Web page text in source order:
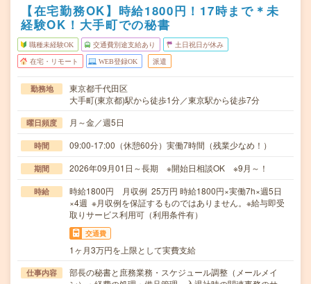
【在宅勤務OK】時給1800円！17時まで＊未
経験OK！大手町での秘書
職種未経験OK 交通費別途支給あり 土日祝日が休み
在宅・リモート WEB登録OK 派遣
勤務地
東京都千代田区
大手町(東京都)駅から徒歩1分／東京駅から徒歩7分
曜日頻度 月～金／週5日
時間 09:00-17:00（休憩60分）実働7時間（残業少なめ！）
期間 2026年09月01日～長期 ※開始日相談OK ※9月～！
時給
時給1800円 月収例 25万円 時給1800円×実働7h×週5日
×4週 ※月収例を保証するものではありません。※給与即受
取りサービス利用可（利用条件有）
交通費
1ヶ月3万円を上限として実費支給
仕事内容
部長の秘書と庶務業務・スケジュール調整（メールメイ